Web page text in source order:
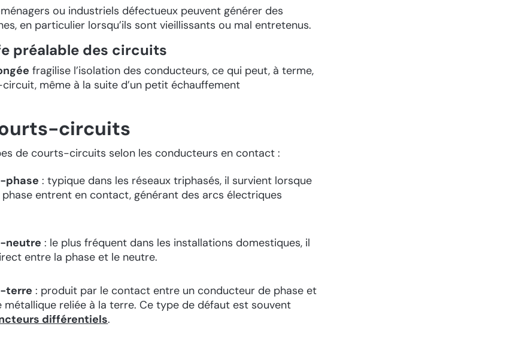
ou industriels défectueux peuvent générer des
en particulier lorsqu’ils sont vieillissants ou mal entretenus.
préalable des circuits
fragilise l’isolation des conducteurs, ce qui peut, à terme,
même à la suite d’un petit échauffement
circuits
de courts-circuits selon les conducteurs en contact :
phase : typique dans les réseaux triphasés, il survient lorsque
entrent en contact, générant des arcs électriques
neutre : le plus fréquent dans les installations domestiques, il
entre la phase et le neutre.
terre : produit par le contact entre un conducteur de phase et
métallique reliée à la terre. Ce type de défaut est souvent
différentiels.